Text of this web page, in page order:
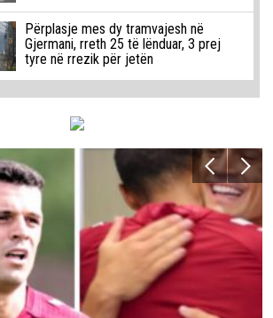
Përplasje mes dy tramvajesh në
Gjermani, rreth 25 të lënduar, 3 prej
tyre në rrezik për jetën